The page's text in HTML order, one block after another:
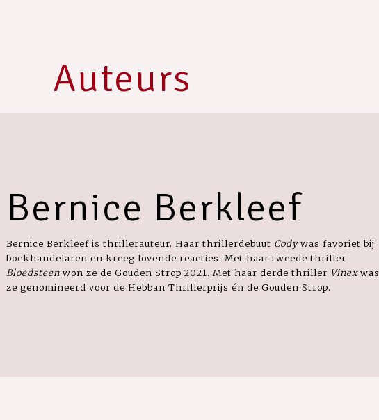
Auteurs
Bernice Berkleef
Bernice Berkleef is thrillerauteur. Haar thrillerdebuut Codywas favoriet bij
boekhandelaren en kreeg lovende reacties. Met haar tweede thriller
Bloedsteen won ze de Gouden Strop 2021. Met haar derde thriller Vinexwas
ze genomineerd voor de Hebban Thrillerprijs én de Gouden Strop.